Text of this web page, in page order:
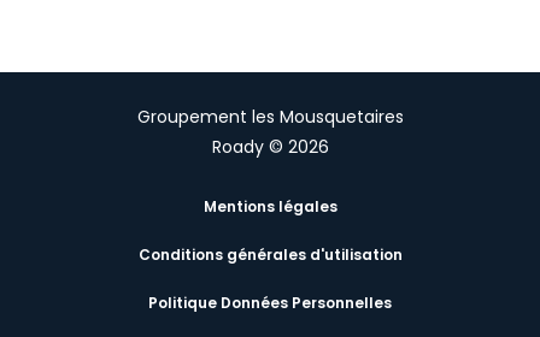
Groupement les Mousquetaires
Roady © 2026
Mentions légales
Conditions générales d'utilisation
Politique Données Personnelles